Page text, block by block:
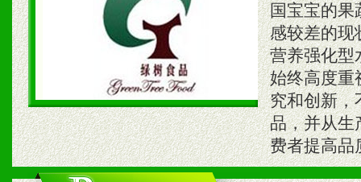
国宝宝的果
感较差的现
营养强化型
始终高度重
究和创新，
品，并从生
费者提高品